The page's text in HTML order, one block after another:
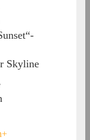
Skyline
+